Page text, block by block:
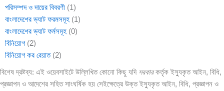
পরিসম্পদ ও দায়ের বিবরণী (1)
বাংলাদেশের ভ্যাট ফরমসমূহ (1)
বাংলাদেশের ভ্যাট ফর্মসমূহ (0)
বিনিয়োগ (2)
বিনিয়োগ কর রেয়াত(2)
বিশেষ দ্রষ্টব্য: এই ওয়েবসাইটে উল্লিখিত কোনো কিছু যদি সরকারকর্তৃক ইস্যুকৃত আইন, বিধি,
প্রজ্ঞাপন ও আদেশের সহিত সাংঘর্ষিক হয় সেইক্ষেত্রে উক্ত ইস্যুকৃত আইন, বিধি, প্রজ্ঞাপন ও